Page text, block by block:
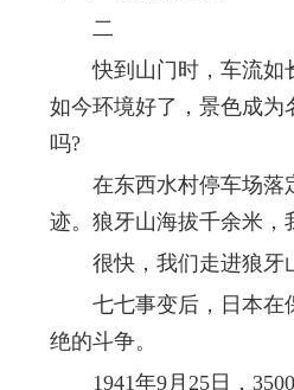
二
快到山门时，车流如长
如今环境好了，景色成为
吗?
在东西水村停车场落定
迹。狼牙山海拔千余米，
很快，我们走进狼牙
七七事变后，日本在保
绝的斗争。
1941年9月25日，3500